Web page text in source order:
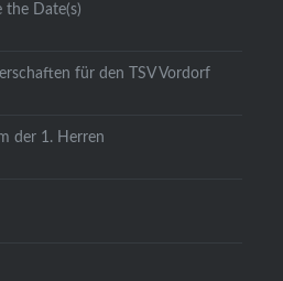
the Date(s)
für den TSV Vordorf
der 1. Herren